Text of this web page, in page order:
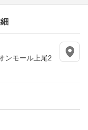
ンモール上尾2